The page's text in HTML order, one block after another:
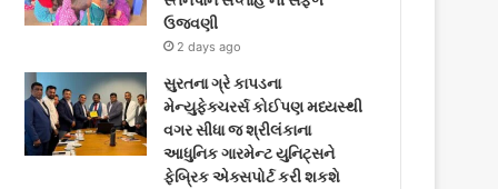
ઉજવણી
2 days ago
સુરતના ગ્રે કાપડના
મેન્યુફેક્ચરર્સ કોઈપણ મધ્યસ્થી
વગર સીધા જ શ્રીલંકાના
આધુનિક ગારમેન્ટ યુનિટ્સને
ફેબ્રિક એક્સપોર્ટ કરી શકશે